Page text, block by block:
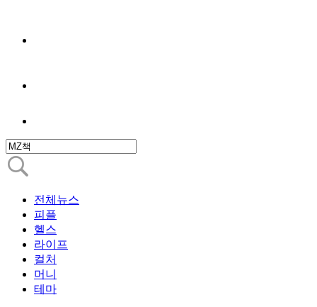
전체뉴스
피플
헬스
라이프
컬처
머니
테마